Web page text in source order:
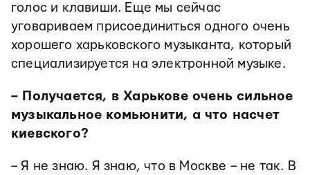
голос и клавиши. Еще мы сейчас
уговариваем присоединиться одного очень
хорошего харьковского музыканта, который
специализируется на электронной музыке.
– Получается, в Харькове очень сильное
музыкальное комьюнити, а что насчет
киевского?
– Я не знаю. Я знаю, что в Москве – не так. В